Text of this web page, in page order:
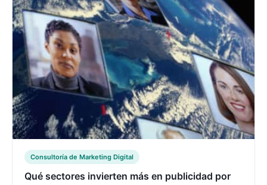
Consultoría de Marketing Digital
Qué sectores invierten más en publicidad por